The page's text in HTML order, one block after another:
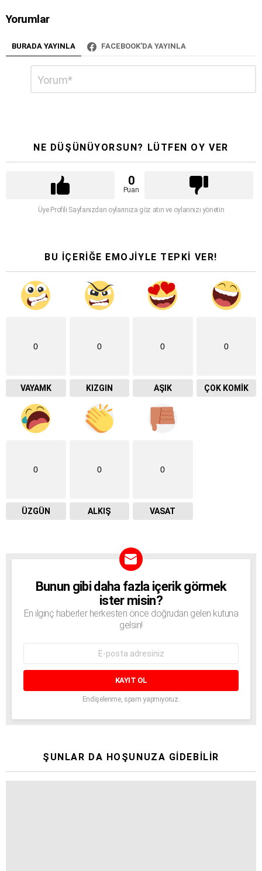
Yorumlar
BURADA YAYINLA FACEBOOK'DA YAYINLA
NE DÜŞÜNÜYORSUN? LÜTFEN OY VER
0
Puan
Üye Profili Sayfanızdan oylarınıza göz atın ve oylarınızı yönetin
BU İÇERİĞE EMOJİYLE TEPKİ VER!
0
VAYAMK
0
KIZGIN
0
AŞIK
0
ÇOK KOMIK
0
ÜZGÜN
0
ALKIŞ
0
VASAT
BÜLTEN
Bunun gibi daha fazla içerik görmek
ister misin?
En ilginç haberler herkesten önce doğrudan gelen kutuna
gelsin!
adresi:
Endişelenme, spam yapmıyoruz.
ŞUNLAR DA HOŞUNUZA GIDEBILIR